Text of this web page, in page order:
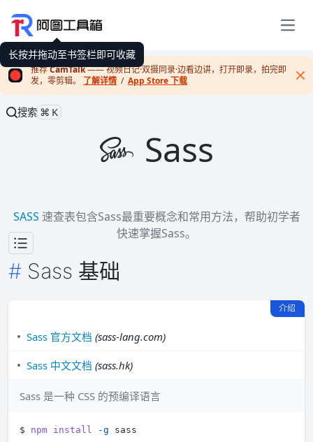
展开
长按并拖动至书签栏即可收藏
推荐CamTalk—— 视频日记·双摄同录·边看边讲，打开即录，拍完即
发，零剪辑。 了解详情 / App Store 下载
搜索 ⌘K
Sass
SASS 速查表包含Sass最重要概念和常用方法，帮助初学者
快速掌握Sass。
Sass 基础
介绍
Sass 官方文档 (sass-lang.com)
Sass 中文文档 (sass.hk)
Sass 是一种 CSS 的预编译语言
$ npm install -g